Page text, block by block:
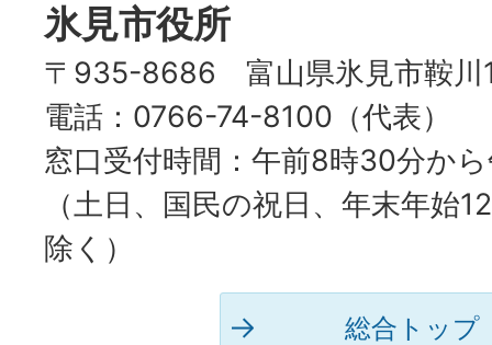
氷見市役所
〒935-8686 富山県氷見市鞍川
電話：0766-74-8100（代表）
窓口受付時間：午前8時30分か
（土日、国民の祝日、年末年始
除く）
総合トップ